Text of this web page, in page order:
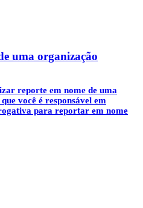
uma organização
reporte em nome de uma
você é responsável em
para reportar em nome